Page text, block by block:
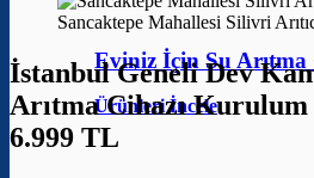
Eviniz İçin Su Arıtma
Ürünleri İncele
Sancaktepe Mahallesi Silivri
İstanbul Geneli Dev
Arıtma Cihazı
6.999 TL